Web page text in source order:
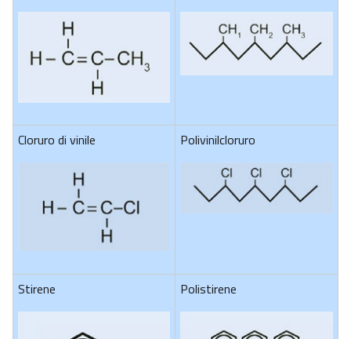
Cloruro di vinile Polivinilcloruro
Stirene Polistirene